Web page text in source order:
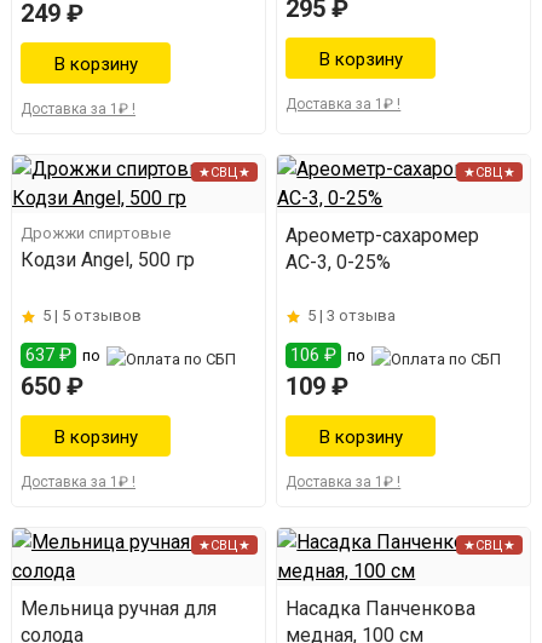
249 ₽
Доставка за 1₽ !
295 ₽
Доставка за 1₽ !
★СВЦ★
Дрожжи спиртовые
Кодзи Angel, 500 гр
5 | 5 отзывов
637 ₽ по
650 ₽
Доставка за 1₽ !
★СВЦ★
Ареометр-сахаромер
АС-3, 0-25%
5 |3 отзыва
106 ₽ по
109 ₽
Доставка за 1₽ !
★СВЦ★
Мельница ручная для
солода
★СВЦ★
Насадка Панченкова
медная, 100 см